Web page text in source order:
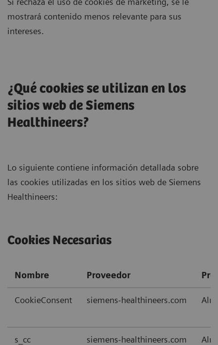
mostrará contenido menos relevante para sus
intereses.
¿Qué cookies se utilizan en los
sitios web de Siemens
Healthineers?
Lo siguiente contiene información detallada sobre
las cookies utilizadas en los sitios web de Siemens
Healthineers:
Cookies Necesarias
Nombre Proveedor
CookieConsent siemens-healthineers.com
s_cc siemens-healthineers.com